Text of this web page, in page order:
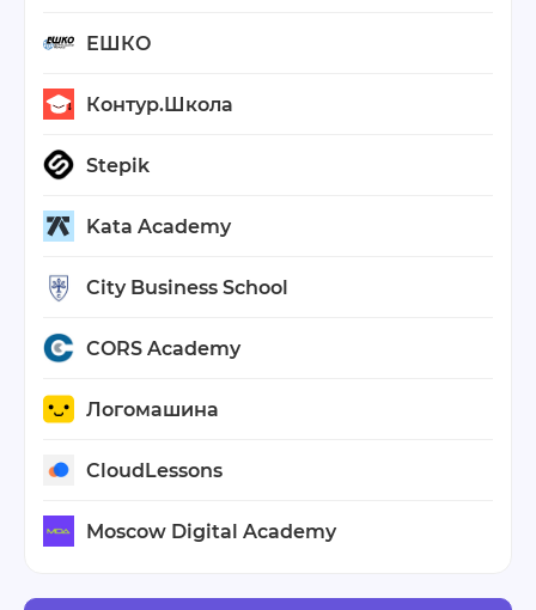
ЕШКО
Контур.Школа
Stepik
Kata Academy
City Business School
CORS Academy
Логомашина
CloudLessons
Moscow Digital Academy